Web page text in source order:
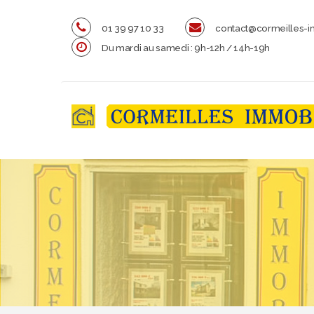
01 39 97 10 33
contact@cormeilles-
Du mardi au samedi : 9h-12h / 14h-19h